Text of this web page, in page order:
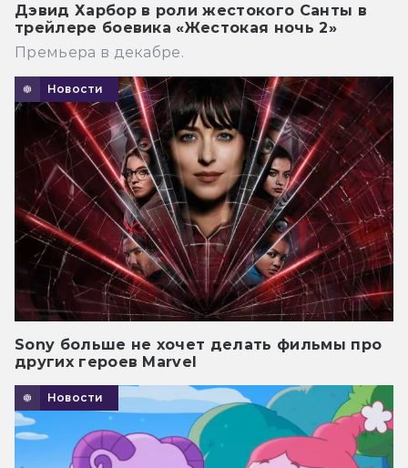
Дэвид Харбор в роли жестокого Санты в
трейлере боевика «Жестокая ночь 2»
Премьера в декабре.
Новости
Sony больше не хочет делать фильмы про
других героев Marvel
Новости